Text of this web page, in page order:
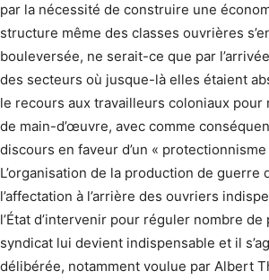
par la nécessité de construire une
structure même des classes ouvrières
bouleversée, ne serait-ce que par
des secteurs où jusque-là elles étaient
le recours aux travailleurs coloniaux pour
de main-d’œuvre, avec comme
discours en faveur d’un «
L’organisation de la production de guerre
l’affectation à l’arrière des ouvriers
l’État d’intervenir pour réguler nombre
syndicat lui devient indispensable et il
délibérée, notamment voulue par Albert